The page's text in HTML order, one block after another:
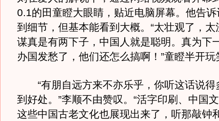
0.1的田童瞪大眼睛，贴近电脑屏幕。他告
到细节，但基本能看到大概。“太壮观了，
谋真是有两下子，中国人就是聪明。真为下
办国发愁了，他们还怎么搞啊！”童瞪半开玩
“有朋自远方来不亦乐乎，你听这话说得
到好处。”李顺不由赞叹。“活字印刷、中国
这些中国古老文化也展现出来了，听那敲钟